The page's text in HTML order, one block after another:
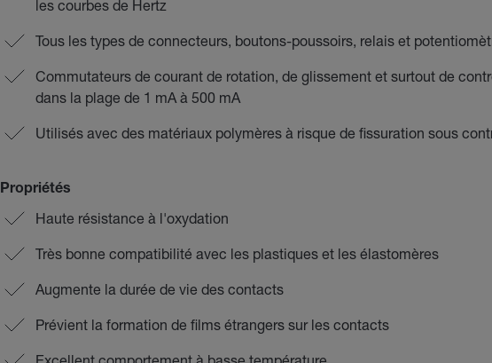
les courbes de Hertz
Tous les types de connecteurs, boutons-poussoirs, relais et
Commutateurs de courant de rotation, de glissement et surtout de
dans la plage de 1 mA à 500 mA
Utilisés avec des matériaux polymères à risque de fissuration sous
Propriétés
Haute résistance à l'oxydation
Très bonne compatibilité avec les plastiques et les élastomères
Augmente la durée de vie des contacts
Prévient la formation de films étrangers sur les contacts